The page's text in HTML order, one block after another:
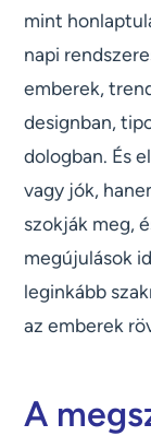
mint
napi
emberek,
designban,
dologban. És
vagy jók,
szokják meg,
megújulások
leginkább
az emberek
A